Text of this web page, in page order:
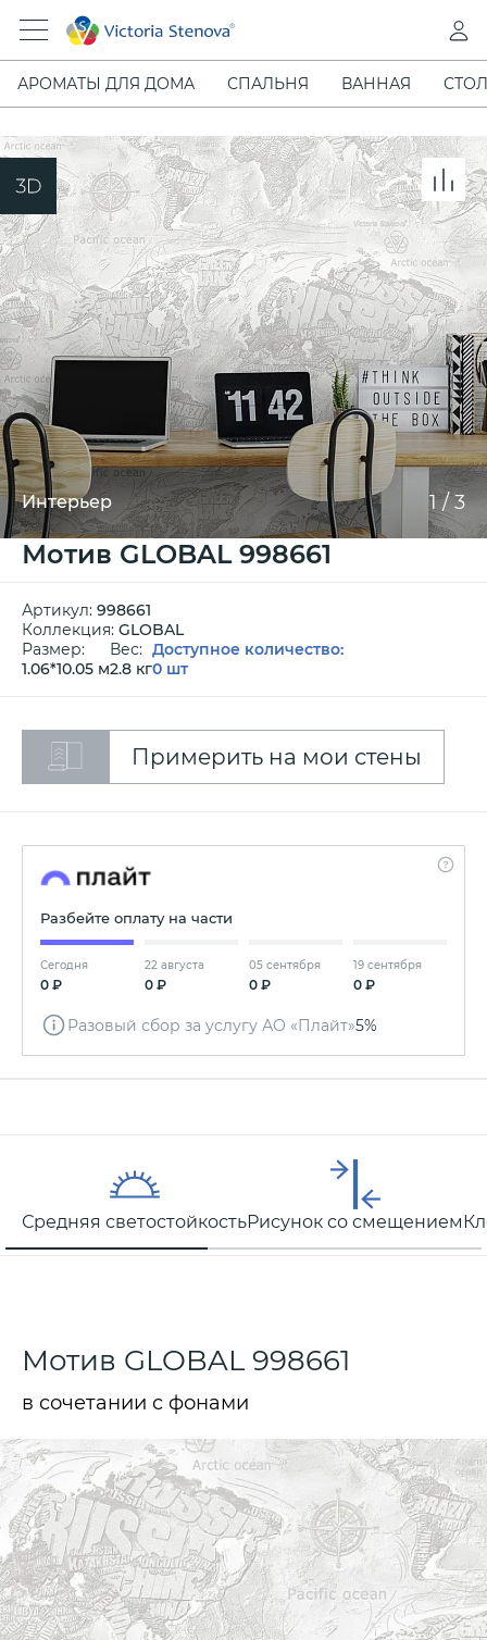
АРОМАТЫ ДЛЯ ДОМА СПАЛЬНЯ ВАННАЯ
Интерьер 1/3
Мотив GLOBAL 998661
Артикул: 998661
Коллекция: GLOBAL
Размер:
1.06*10.05 м
Вес:
2.8 кг
Доступное количество:
0 шт
Примерить на мои стены
Разбейте оплату на части
Сегодня
0 ₽
22 августа
0 ₽
05 сентября
0 ₽
19 сентября
0 ₽
Разовый сбор за услугу АО «Плайт»5%
Средняя светостойкостьРисунок со смещением
Мотив GLOBAL 998661
в сочетании с фонами